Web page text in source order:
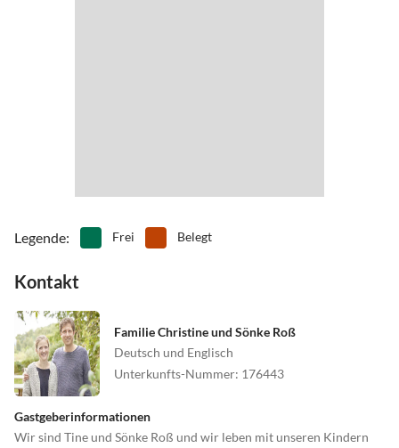
Legende: Frei Belegt
Kontakt
Familie Christine und Sönke Roß
Deutsch und Englisch
Unterkunfts-Nummer: 176443
Gastgeberinformationen
Wir sind Tine und Sönke Roß und wir leben mit unseren Kindern